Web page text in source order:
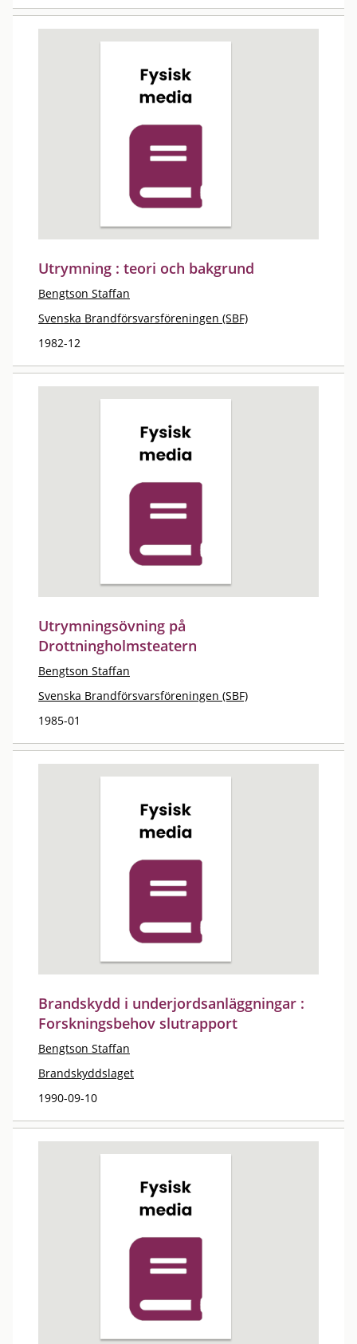
Utrymning : teori och bakgrund
Bengtson Staffan
Svenska Brandförsvarsföreningen (SBF)
1982-12
Utrymningsövning på
Drottningholmsteatern
Bengtson Staffan
Svenska Brandförsvarsföreningen (SBF)
1985-01
Brandskydd i underjordsanläggningar :
Forskningsbehov slutrapport
Bengtson Staffan
Brandskyddslaget
1990-09-10